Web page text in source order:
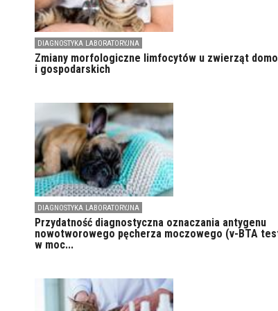
DIAGNOSTYKA LABORATORYJNA
Zmiany morfologiczne limfocytów u zwierząt
i gospodarskich
DIAGNOSTYKA LABORATORYJNA
Przydatność diagnostyczna oznaczania antygenu
nowotworowego pęcherza moczowego (v-BTA
w moc...